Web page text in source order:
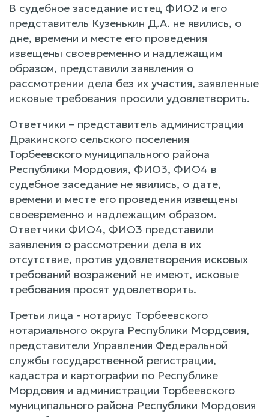
В судебное заседание истец ФИО2 и его
представитель Кузенькин Д.А. не явились, о
дне, времени и месте его проведения
извещены своевременно и надлежащим
образом, представили заявления о
рассмотрении дела без их участия, заявленные
исковые требования просили удовлетворить.
Ответчики – представитель администрации
Дракинского сельского поселения
Торбеевского муниципального района
Республики Мордовия, ФИО3, ФИО4 в
судебное заседание не явились, о дате,
времени и месте его проведения извещены
своевременно и надлежащим образом.
Ответчики ФИО4, ФИО3 представили
заявления о рассмотрении дела в их
отсутствие, против удовлетворения исковых
требований возражений не имеют, исковые
требования просят удовлетворить.
Третьи лица - нотариус Торбеевского
нотариального округа Республики Мордовия,
представители Управления Федеральной
службы государственной регистрации,
кадастра и картографии по Республике
Мордовия и администрации Торбеевского
муниципального района Республики Мордовия